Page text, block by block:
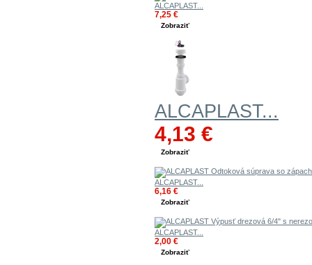
ALCAPLAST...
7,25 €
Zobraziť
ALCAPLAST...
4,13 €
Zobraziť
ALCAPLAST...
6,16 €
Zobraziť
ALCAPLAST...
2,00 €
Zobraziť